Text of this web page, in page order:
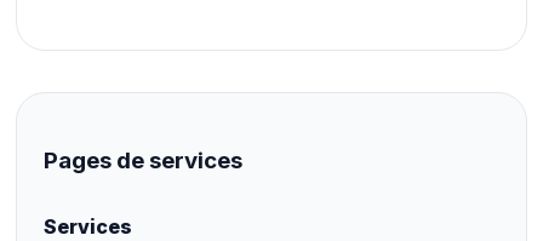
Pages de services
Services